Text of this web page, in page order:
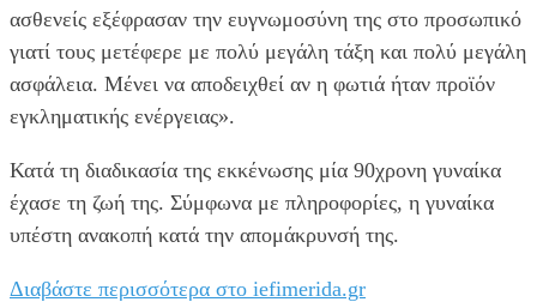
ασθενείς εξέφρασαν την ευγνωμοσύνη της στο προσωπικό
γιατί τους μετέφερε με πολύ μεγάλη τάξη και πολύ μεγάλη
ασφάλεια. Μένει να αποδειχθεί αν η φωτιά ήταν προϊόν
εγκληματικής ενέργειας».
Κατά τη διαδικασία της εκκένωσης μία 90χρονη γυναίκα
έχασε τη ζωή της. Σύμφωνα με πληροφορίες, η γυναίκα
υπέστη ανακοπή κατά την απομάκρυνσή της.
Διαβάστε περισσότερα στο iefimerida.gr